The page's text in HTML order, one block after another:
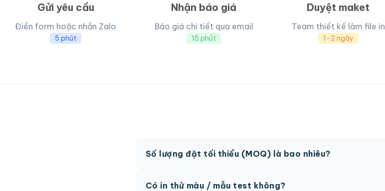
Gửi yêu cầu
Điền form hoặc nhắn Zalo
5 phút
Nhận báo giá
Báo giá chi tiết qua email
15 phút
Duyệt maket
Team thiết kế làm file in
1-2 ngày
Số lượng đặt tối thiểu (MOQ) là bao nhiêu?
Có in thử màu / mẫu test không?